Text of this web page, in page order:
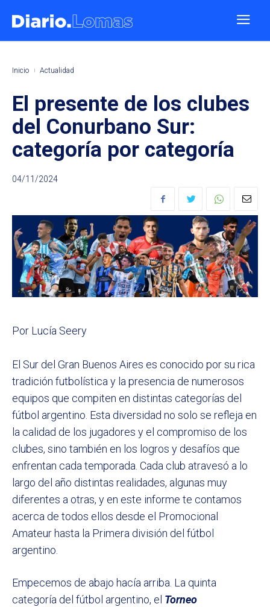
Inicio Actualidad
El presente de los clubes
del Conurbano Sur:
categoría por categoría
04/11/2024
Por Lucía Seery
El Sur del Gran Buenos Aires es conocido por su rica
tradición futbolística y la presencia de numerosos
equipos que compiten en distintas categorías del
fútbol argentino. Esta diversidad no solo se refleja en
la calidad de los jugadores y el compromiso de los
clubes, sino también en los logros y desafíos que
enfrentan cada temporada. Cada club atravesó a lo
largo del año distintas realidades, algunas muy
diferentes a otras, y en este informe te contamos
acerca de todos ellos desde el Promocional
Amateur hasta la Primera división del fútbol
argentino.
Empecemos de abajo hacía arriba. La quinta
categoría del fútbol argentino, el Torneo